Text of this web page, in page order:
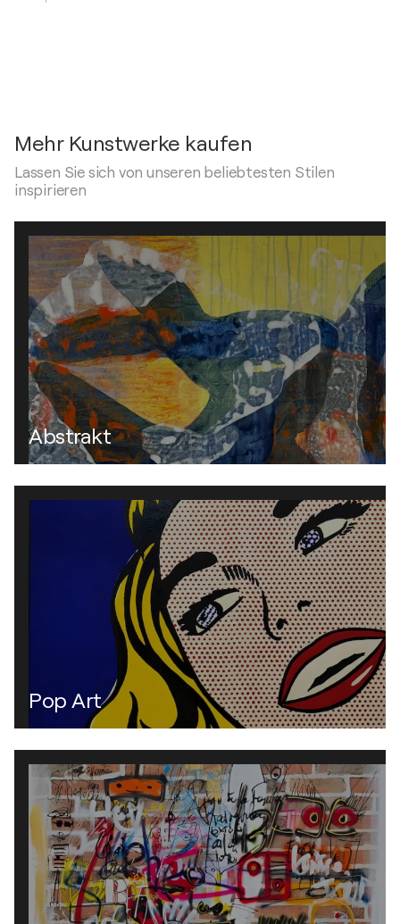
Mehr Kunstwerke kaufen
Lassen Sie sich von unseren beliebtesten Stilen
inspirieren
Abstrakt
Pop Art